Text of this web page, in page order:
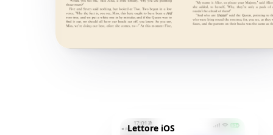
Lettore iOS